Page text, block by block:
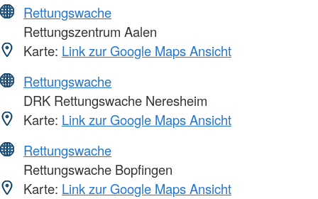
Rettungswache
Rettungszentrum Aalen
Karte: Link zur Google Maps Ansicht
Rettungswache
DRK Rettungswache Neresheim
Karte: Link zur Google Maps Ansicht
Rettungswache
Rettungswache Bopfingen
Karte: Link zur Google Maps Ansicht